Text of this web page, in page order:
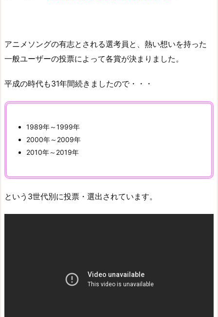
アニメソングの有志とされる選考員と、熱い想いを持った
一般ユーザーの投票によって各賞が決まりました。
平成の時代も31年間続きましたので・・・
1989年～1999年
2000年～2009年
2010年～2019年
という3世代別に投票・選出されています。